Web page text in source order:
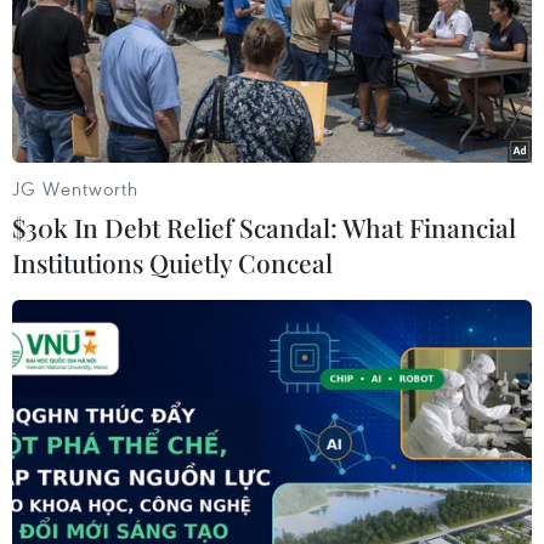
VN-Index tăng gần 9 điểm
nhờ nhóm ngân hàng và
năng lượng
10/08/2026 09:30
Khơi thông dòng vốn, đổi
mới phương thức cho vay,
nâng cao năng lực hấp thụ
vốn
Doanh nghiệp nhỏ và vừa
được vay với lãi suất thấp
hơn ít nhất 1%/năm
10/08/2026 09:26
Khơi thông dòng vốn, đổi
mới phương thức cho vay,
nâng cao năng lực hấp thụ
vốn
10/08/2026 09:25
JG Wentworth
$30k In Debt Relief Scandal: What Financial
Institutions Quietly Conceal